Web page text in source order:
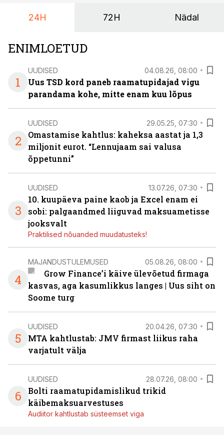
24H 72H Nädal
ENIMLOETUD
1
UUDISED 04.08.26, 08:00
Uus TSD kord paneb raamatupidajad vigu
parandama kohe, mitte enam kuu lõpus
2
UUDISED 29.05.25, 07:30
Omastamise kahtlus: kaheksa aastat ja 1,3
miljonit eurot. “Lennujaam sai valusa
õppetunni”
3
UUDISED 13.07.26, 07:30
10. kuupäeva paine kaob ja Excel enam ei
sobi: palgaandmed liiguvad maksuametisse
jooksvalt
Praktilised nõuanded muudatusteks!
4
MAJANDUSTULEMUSED 05.08.26, 08:00
Grow Finance’i käive ülevõetud firmaga
kasvas, aga kasumlikkus langes | Uus siht on
Soome turg
5
UUDISED 20.04.26, 07:30
MTA kahtlustab: JMV firmast liikus raha
varjatult välja
6
UUDISED 28.07.26, 08:00
Bolti raamatupidamislikud trikid
käibemaksuarvestuses
Audiitor kahtlustab süsteemset viga